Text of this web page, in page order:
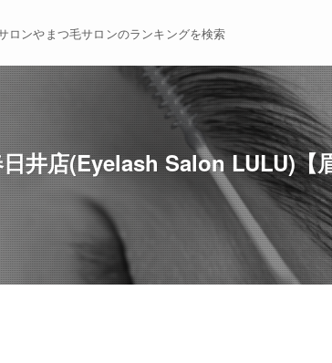
ロンやまつ毛サロンのランキングを検索
井店(Eyelash Salon LULU)【